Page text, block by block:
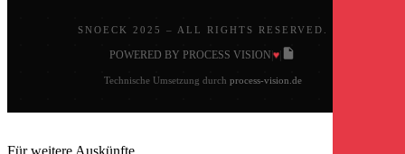
SNOECK 2025 – ALL RIGHTS RESERVED.
POWERED BY PROCESS VISION|♥|
Technische Umsetzung durch process-vision.de